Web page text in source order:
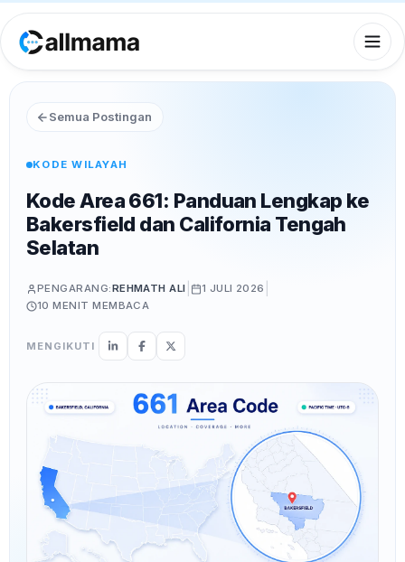
Semua Postingan
KODE WILAYAH
Kode Area 661: Panduan Lengkap ke
Bakersfield dan California Tengah
Selatan
PENGARANG:REHMATH ALI 1 JULI 2026
10 MENIT MEMBACA
MENGIKUTI